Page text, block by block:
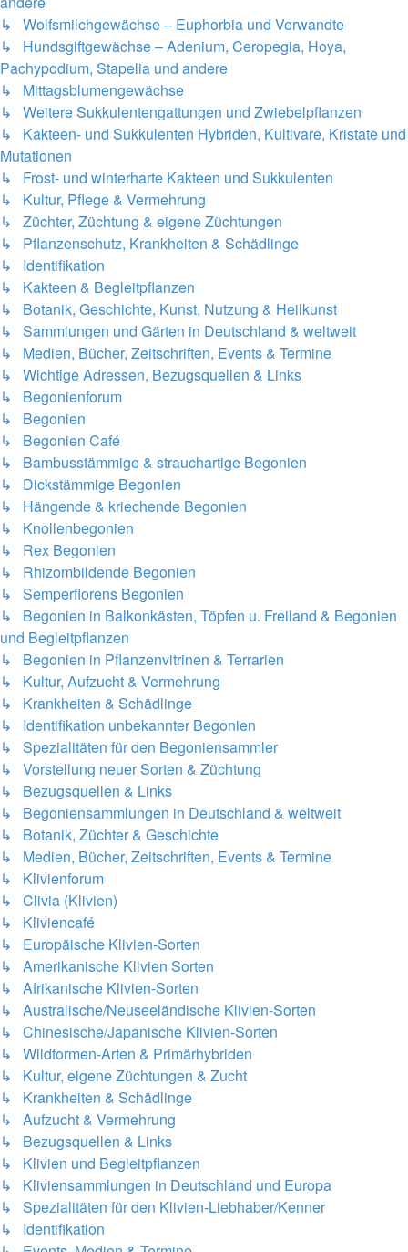
↳ Wolfsmilchgewächse – Euphorbia und Verwandte
↳ Hundsgiftgewächse – Adenium, Ceropegia, Hoya,
Pachypodium, Stapelia und andere
↳ Mittagsblumengewächse
↳ Weitere Sukkulentengattungen und Zwiebelpflanzen
↳ Kakteen- und Sukkulenten Hybriden, Kultivare, Kristate und
Mutationen
↳ Frost- und winterharte Kakteen und Sukkulenten
↳ Kultur, Pflege & Vermehrung
↳ Züchter, Züchtung & eigene Züchtungen
↳ Pflanzenschutz, Krankheiten & Schädlinge
↳ Identifikation
↳ Kakteen & Begleitpflanzen
↳ Botanik, Geschichte, Kunst, Nutzung & Heilkunst
↳ Sammlungen und Gärten in Deutschland & weltweit
↳ Medien, Bücher, Zeitschriften, Events & Termine
↳ Wichtige Adressen, Bezugsquellen & Links
↳ Begonienforum
↳ Begonien
↳ Begonien Café
↳ Bambusstämmige & strauchartige Begonien
↳ Dickstämmige Begonien
↳ Hängende & kriechende Begonien
↳ Knollenbegonien
↳ Rex Begonien
↳ Rhizombildende Begonien
↳ Semperflorens Begonien
↳ Begonien in Balkonkästen, Töpfen u. Freiland & Begonien
und Begleitpflanzen
↳ Begonien in Pflanzenvitrinen & Terrarien
↳ Kultur, Aufzucht & Vermehrung
↳ Krankheiten & Schädlinge
↳ Identifikation unbekannter Begonien
↳ Spezialitäten für den Begoniensammler
↳ Vorstellung neuer Sorten & Züchtung
↳ Bezugsquellen & Links
↳ Begoniensammlungen in Deutschland & weltweit
↳ Botanik, Züchter & Geschichte
↳ Medien, Bücher, Zeitschriften, Events & Termine
↳ Klivienforum
↳ Clivia (Klivien)
↳ Kliviencafé
↳ Europäische Klivien-Sorten
↳ Amerikanische Klivien Sorten
↳ Afrikanische Klivien-Sorten
↳ Australische/Neuseeländische Klivien-Sorten
↳ Chinesische/Japanische Klivien-Sorten
↳ Wildformen-Arten & Primärhybriden
↳ Kultur, eigene Züchtungen & Zucht
↳ Krankheiten & Schädlinge
↳ Aufzucht & Vermehrung
↳ Bezugsquellen & Links
↳ Klivien und Begleitpflanzen
↳ Kliviensammlungen in Deutschland und Europa
↳ Spezialitäten für den Klivien-Liebhaber/Kenner
↳ Identifikation